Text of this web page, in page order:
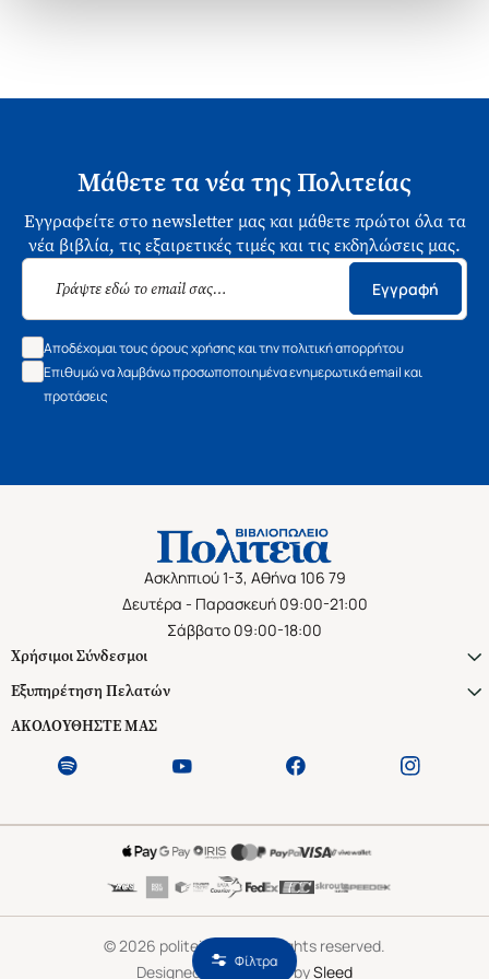
Φίλτρα
Μάθετε τα νέα της Πολιτείας
Εγγραφείτε στο newsletter μας και μάθετε πρώτοι όλα τα
νέα βιβλία, τις εξαιρετικές τιμές και τις εκδηλώσεις μας.
Εγγραφή
Αποδέχομαι τους όρους χρήσης και την πολιτική απορρήτου
Επιθυμώ να λαμβάνω προσωποποιημένα ενημερωτικά email και
προτάσεις
Ασκληπιού 1-3, Αθήνα 106 79
Δευτέρα - Παρασκευή 09:00-21:00
Σάββατο 09:00-18:00
Χρήσιμοι Σύνδεσμοι
Εξυπηρέτηση Πελατών
ΑΚΟΛΟΥΘΗΣΤΕ ΜΑΣ
©2026 politeianet.gr All rights reserved.
Designed & Developed bySleed